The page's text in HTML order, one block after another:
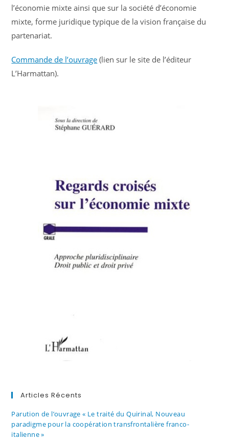
l’économie mixte ainsi que sur la société d’économie
mixte, forme juridique typique de la vision française du
partenariat.
Commande de l’ouvrage(lien sur le site de l’éditeur
L’Harmattan).
Articles Récents
Parution de l’ouvrage « Le traité du Quirinal, Nouveau
paradigme pour la coopération transfrontalière franco-
italienne »